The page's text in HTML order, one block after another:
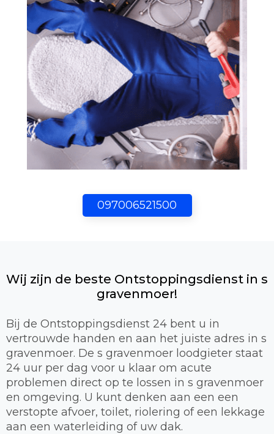
097006521500
Wij zijn de beste Ontstoppingsdienst in s
gravenmoer!
Bij de Ontstoppingsdienst 24 bent u in
vertrouwde handen en aan het juiste adres in s
gravenmoer. De s gravenmoer loodgieter staat
24 uur per dag voor u klaar om acute
problemen direct op te lossen in s gravenmoer
en omgeving. U kunt denken aan een een
verstopte afvoer, toilet, riolering of een lekkage
aan een waterleiding of uw dak.